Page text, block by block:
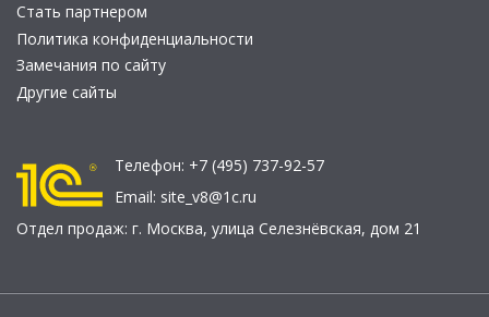
Стать партнером
Политика конфиденциальности
Замечания по сайту
Другие сайты
Телефон: +7 (495) 737-92-57
Email: site_v8@1c.ru
Отдел продаж: г. Москва, улица Селезнёвская, дом 21